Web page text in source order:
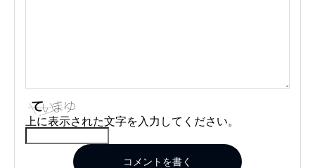
上に表示された文字を入力してください。
コメントを書く